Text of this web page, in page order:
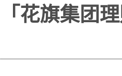
「花旗集团